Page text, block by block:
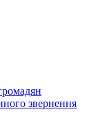
звернення